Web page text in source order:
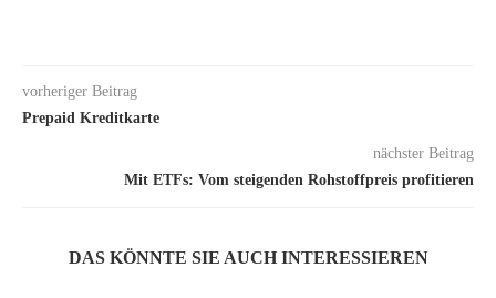
vorheriger Beitrag
Prepaid Kreditkarte
nächster Beitrag
Mit ETFs: Vom steigenden Rohstoffpreis profitieren
DAS KÖNNTE SIE AUCH INTERESSIEREN